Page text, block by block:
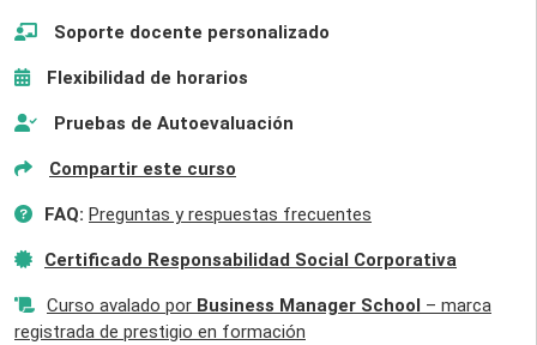
Soporte docente personalizado
Flexibilidad de horarios
Pruebas de Autoevaluación
Compartir este curso
FAQ: Preguntas y respuestas frecuentes
Certificado Responsabilidad Social Corporativa
Curso avalado por Business Manager School – marca
registrada de prestigio en formación